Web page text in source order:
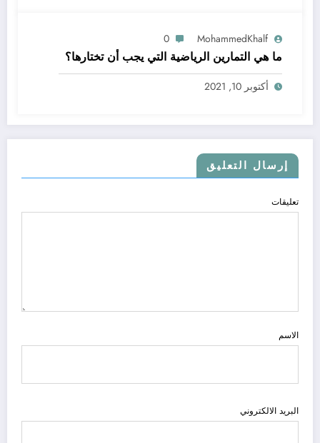
MohammedKhalf
0
ما هي التمارين الرياضية التي يجب أن تختارها؟
أكتوبر 10, 2021
إرسال التعليق
تعليقات
الاسم
البريد الالكتروني